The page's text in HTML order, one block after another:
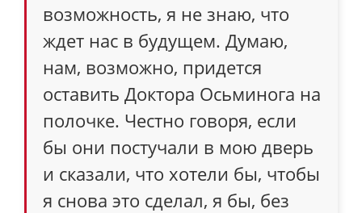
возможность, я не знаю, что
ждет нас в будущем. Думаю,
нам, возможно, придется
оставить Доктора Осьминога на
полочке. Честно говоря, если
бы они постучали в мою дверь
и сказали, что хотели бы, чтобы
я снова это сделал, я бы, без